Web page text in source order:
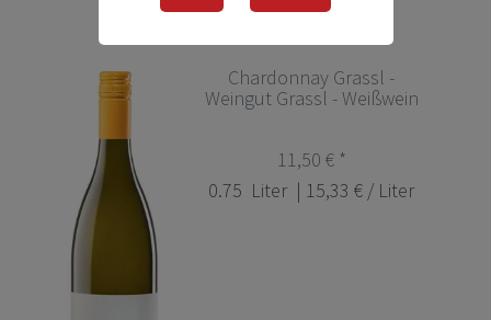
Chardonnay Grassl -
Weingut Grassl - Weißwein
11,50 € *
0.75 Liter | 15,33 € / Liter